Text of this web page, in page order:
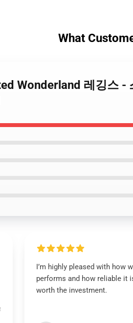
What
Wonderland 레깅스 -
I’m highly pleased with how
performs and how reliable it
worth the investment.